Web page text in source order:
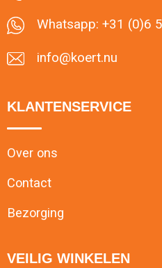
Whatsapp: +31 (0)6
info@koert.nu
KLANTENSERVICE
Over ons
Contact
Bezorging
VEILIG WINKELEN